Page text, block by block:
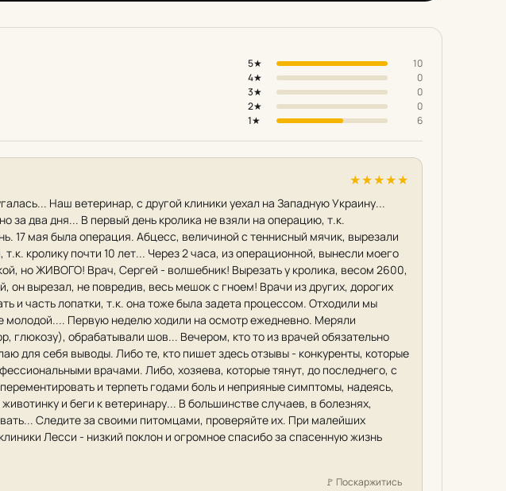
5★
10
4★
0
3★
0
2★
0
1★
6
★★★★★
Наш ветеринар, с другой клиники уехал на Западную Украину...
за два дня... В первый день кролика не взяли на операцию, т.к.
17 мая была операция. Абцесс, величиной с теннисный мячик, вырезали
кролику почти 10 лет... Через 2 часа, из операционной, вынесли моего
но ЖИВОГО! Врач, Сергей - волшебник! Вырезать у кролика, весом 2600,
вырезал, не повредив, весь мешок с гноем! Врачи из других, дорогих
и часть лопатки, т.к. она тоже была задета процессом. Отходили мы
молодой.... Первую неделю ходили на осмотр ежедневно. Меряли
глюкозу), обрабатывали шов... Вечером, кто то из врачей обязательно
для себя выводы. Либо те, кто пишет здесь отзывы - конкуренты, которые
врачами. Либо, хозяева, которые тянут, до последнего, с
и терпеть годами боль и неприяные симптомы, надеясь,
и беги к ветеринару... В большинстве случаев, в болезнях,
Следите за своими питомцами, проверяйте их. При малейших
Лесси - низкий поклон и огромное спасибо за спасенную жизнь
🚩 Поскаржитись